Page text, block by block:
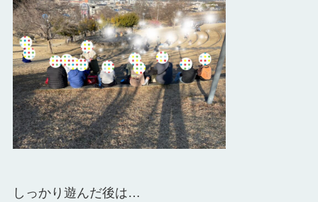
しっかり遊んだ後は…